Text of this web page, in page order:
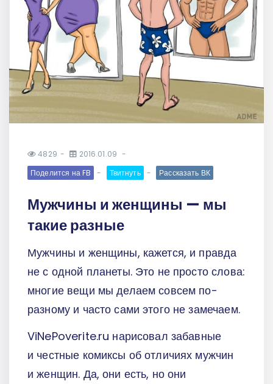
4829
2016.01.09
Поделится на FB
Твитнуть Рассказать ВК
Мужчины и женщины — мы
такие разные
Мужчины и женщины, кажется, и правда
не с одной планеты. Это не просто слова:
многие вещи мы делаем совсем по-
разному и часто сами этого не замечаем.
ViNePoverite.ru нарисовал забавные
и честные комиксы об отличиях мужчин
и женщин. Да, они есть, но они